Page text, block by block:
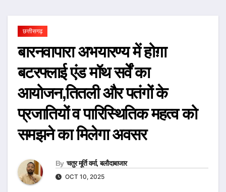
छत्तीसगढ़
बारनवापारा अभयारण्य में होग़ा
बटरफ्लाई एंड मॉथ सर्वें का
आयोजन,तितली और पतंगों के
प्रजातियों व पारिस्थितिक महत्व को
समझने का मिलेगा अवसर
By चतुर मूर्ति वर्मा, बलौदाबाजार
OCT 10, 2025